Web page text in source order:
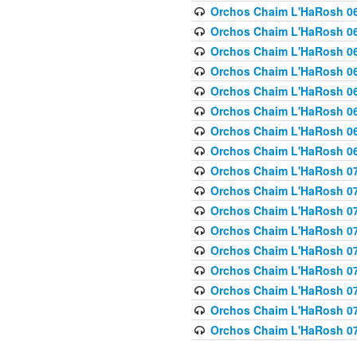
Orchos Chaim L'HaRosh
Orchos Chaim L'HaRosh
Orchos Chaim L'HaRosh
Orchos Chaim L'HaRosh
Orchos Chaim L'HaRosh
Orchos Chaim L'HaRosh
Orchos Chaim L'HaRosh
Orchos Chaim L'HaRosh
Orchos Chaim L'HaRosh
Orchos Chaim L'HaRosh
Orchos Chaim L'HaRosh
Orchos Chaim L'HaRosh
Orchos Chaim L'HaRosh
Orchos Chaim L'HaRosh
Orchos Chaim L'HaRosh
Orchos Chaim L'HaRosh
Orchos Chaim L'HaRosh